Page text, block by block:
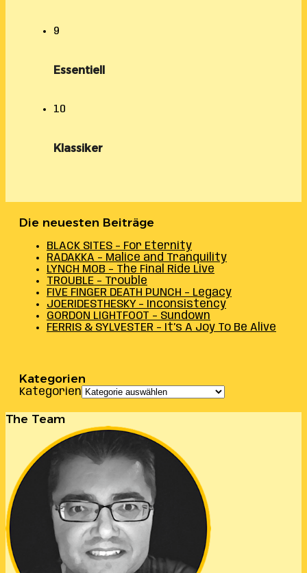
9
Essentiell
10
Klassiker
Die neuesten Beiträge
BLACK SITES – For Eternity
RADAKKA – Malice and Tranquility
LYNCH MOB – The Final Ride Live
TROUBLE – Trouble
FIVE FINGER DEATH PUNCH – Legacy
JOERIDESTHESKY – Inconsistency
GORDON LIGHTFOOT – Sundown
FERRIS & SYLVESTER – It’s A Joy To Be Alive
Kategorien
Kategorien
The Team